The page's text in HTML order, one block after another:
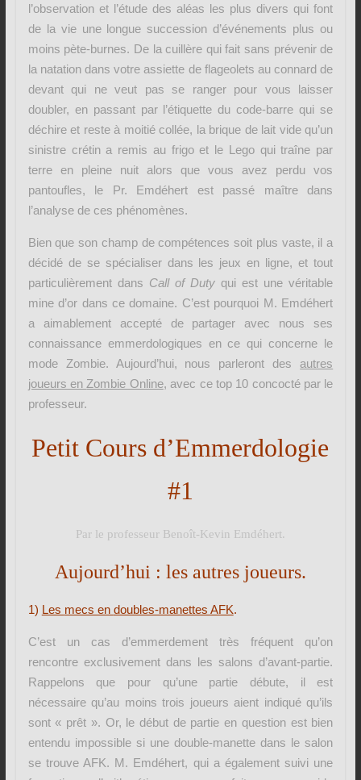
l’observation et l’étude des aléas les plus divers qui font
de la vie une longue succession d’événements plus ou
moins pète-burnes. De la cuillère qui fait sans prévenir de
la natation dans votre assiette de flageolets au connard de
devant qui ne veut pas se ranger pour vous laisser
doubler, en passant par l’étiquette du code-barre qui se
déchire et reste à moitié collée, la brique de lait vide qu’un
sinistre crétin a remis au frigo et le Lego qui traîne par
terre en pleine nuit alors que vous avez perdu vos
pantoufles, le Pr. Emdéhert est passé maître dans
l’analyse de ces phénomènes.
Bien que son champ de compétences soit plus vaste, il a
décidé de se spécialiser dans les jeux en ligne, et tout
particulièrement dans Call of Duty qui est une véritable
mine d’or dans ce domaine. C’est pourquoi M. Emdéhert
a aimablement accepté de partager avec nous ses
connaissance emmerdologiques en ce qui concerne le
mode Zombie. Aujourd’hui, nous parleront desautres
joueurs en Zombie Online, avec ce top 10 concocté par le
professeur.
Petit Cours d’Emmerdologie
#1
Par le professeur Benoît-Kevin Emdéhert.
Aujourd’hui : les autres joueurs.
1) Les mecs en doubles-manettes AFK.
C’est un cas d’emmerdement très fréquent qu’on
rencontre exclusivement dans les salons d’avant-partie.
Rappelons que pour qu’une partie débute, il est
nécessaire qu’au moins trois joueurs aient indiqué qu’ils
sont « prêt ». Or, le début de partie en question est bien
entendu impossible si une double-manette dans le salon
se trouve AFK. M. Emdéhert, qui a également suivi une